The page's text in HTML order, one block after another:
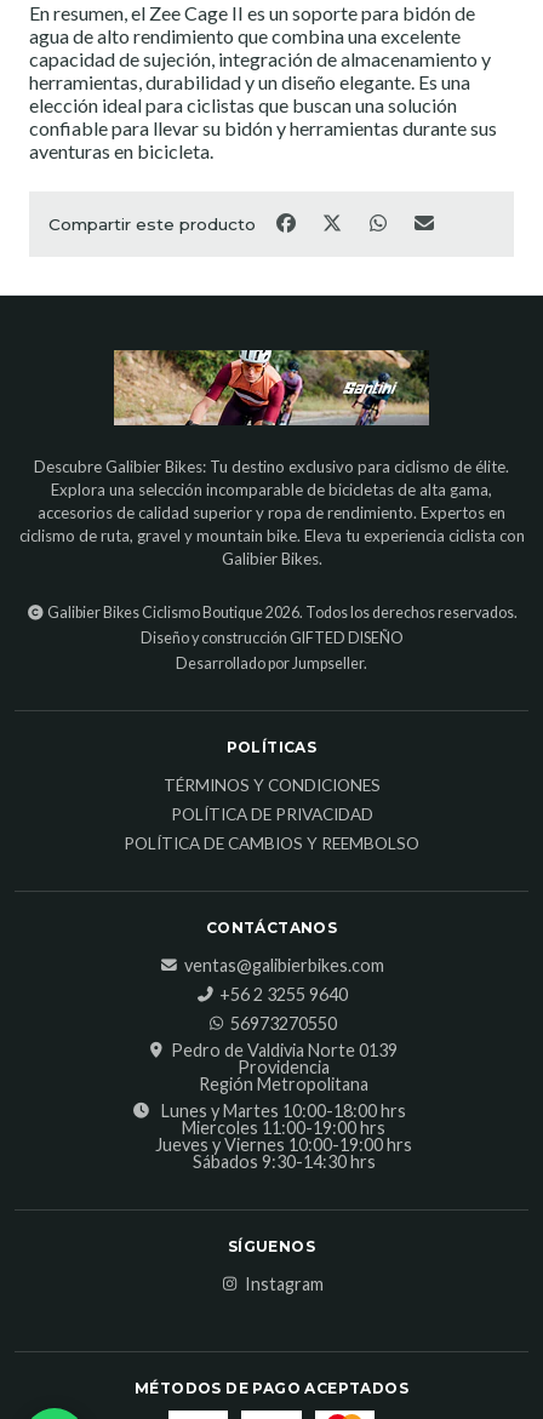
En resumen, el Zee Cage II es un soporte para bidón de
agua de alto rendimiento que combina una excelente
capacidad de sujeción, integración de almacenamiento y
herramientas, durabilidad y un diseño elegante. Es una
elección ideal para ciclistas que buscan una solución
confiable para llevar su bidón y herramientas durante sus
aventuras en bicicleta.
Compartir este producto
Descubre Galibier Bikes: Tu destino exclusivo para ciclismo de élite.
Explora una selección incomparable de bicicletas de alta gama,
accesorios de calidad superior y ropa de rendimiento. Expertos en
ciclismo de ruta, gravel y mountain bike. Eleva tu experiencia ciclista con
Galibier Bikes.
Galibier Bikes Ciclismo Boutique 2026. Todos los derechos reservados.
Diseño y construcción GIFTED DISEÑO
Desarrollado por Jumpseller.
POLÍTICAS
TÉRMINOS Y CONDICIONES
POLÍTICA DE PRIVACIDAD
POLÍTICA DE CAMBIOS Y REEMBOLSO
CONTÁCTANOS
ventas@galibierbikes.com
‎+56 2 3255 9640
56973270550
Pedro de Valdivia Norte 0139
Providencia
Región Metropolitana
Lunes y Martes 10:00-18:00 hrs
Miercoles 11:00-19:00 hrs
Jueves y Viernes 10:00-19:00 hrs
Sábados 9:30-14:30 hrs
SÍGUENOS
Instagram
MÉTODOS DE PAGO ACEPTADOS